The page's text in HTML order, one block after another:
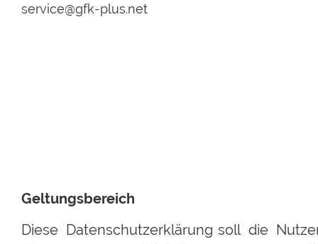
service@gfk-plus.net
Geltungsbereich
Diese Datenschutzerklärung soll die